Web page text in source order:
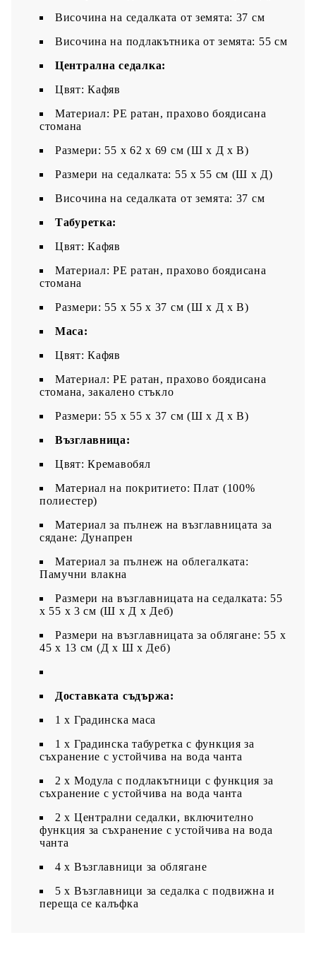
Височина на седалката от земята: 37 см
Височина на подлакътника от земята: 55 см
Централна седалка:
Цвят: Кафяв
Материал: PE ратан, прахово боядисана
стомана
Размери: 55 x 62 x 69 см (Ш x Д x В)
Размери на седалката: 55 x 55 cм (Ш x Д)
Височина на седалката от земята: 37 см
Tабуретка:
Цвят: Кафяв
Материал: PE ратан, прахово боядисана
стомана
Размери: 55 x 55 x 37 см (Ш x Д x В)
Маса:
Цвят: Кафяв
Материал: PE ратан, прахово боядисана
стомана, закалено стъкло
Размери: 55 x 55 x 37 см (Ш x Д x В)
Възглавница:
Цвят: Кремавобял
Материал на покритието: Плат (100%
полиестер)
Материал за пълнеж на възглавницата за
сядане: Дунапрен
Материал за пълнеж на облегалката:
Памучни влакна
Размери на възглавницата на седалката: 55
x 55 x 3 см (Ш x Д x Деб)
Размери на възглавницата за облягане: 55 x
45 x 13 см (Д х Ш x Деб)
Доставката съдържа:
1 х Градинска маса
1 x Градинска табуретка с функция за
съхранение с устойчива на вода чанта
2 x Модула с подлакътници с функция за
съхранение с устойчива на вода чанта
2 x Централни седалки, включително
функция за съхранение с устойчива на вода
чанта
4 x Възглавници за облягане
5 x Възглавници за седалка с подвижна и
переща се калъфка